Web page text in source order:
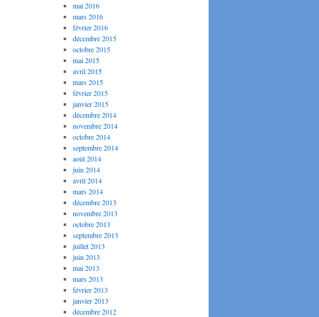
mai 2016
mars 2016
février 2016
décembre 2015
octobre 2015
mai 2015
avril 2015
mars 2015
février 2015
janvier 2015
décembre 2014
novembre 2014
octobre 2014
septembre 2014
août 2014
juin 2014
avril 2014
mars 2014
décembre 2013
novembre 2013
octobre 2013
septembre 2013
juillet 2013
juin 2013
mai 2013
mars 2013
février 2013
janvier 2013
décembre 2012